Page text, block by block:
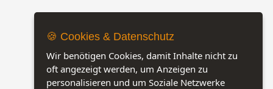
🍪 Cookies & Datenschutz
Wir benötigen Cookies, damit Inhalte nicht zu
oft angezeigt werden, um Anzeigen zu
personalisieren und um Soziale Netzwerke